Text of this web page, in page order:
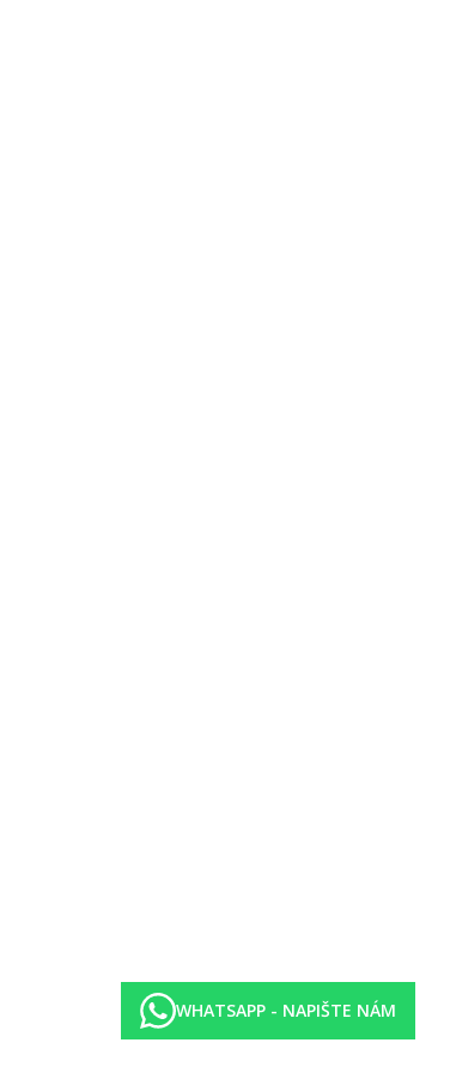
a ve 4 vedlejších budovách. V hotelu se nachází
plný zážitků můžete nechat doznít v hotelovém
hřiště se nachází v okolí hotelu. Nabídka
služby jsou závislé na ročním období a na
za poplatek), sejfem (případně za poplatek) a
za poplatek), sejfem (případně za poplatek) a
za poplatek), sejfem (případně za poplatek) a
WHATSAPP - NAPIŠTE NÁM